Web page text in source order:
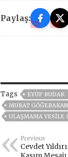
Paylaş:
Tags EYÜP BUDAK
MURAT
ULAŞMAMA VESILE
Previous
Cevdet